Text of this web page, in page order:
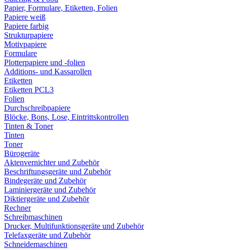
Papier, Formulare, Etiketten, Folien
Papiere weiß
Papiere farbig
Strukturpapiere
Motivpapiere
Formulare
Plotterpapiere und -folien
Additions- und Kassarollen
Etiketten
Etiketten PCL3
Folien
Durchschreibpapiere
Blöcke, Bons, Lose, Eintrittskontrollen
Tinten & Toner
Tinten
Toner
Bürogeräte
Aktenvernichter und Zubehör
Beschriftungsgeräte und Zubehör
Bindegeräte und Zubehör
Laminiergeräte und Zubehör
Diktiergeräte und Zubehör
Rechner
Schreibmaschinen
Drucker, Multifunktionsgeräte und Zubehör
Telefaxgeräte und Zubehör
Schneidemaschinen